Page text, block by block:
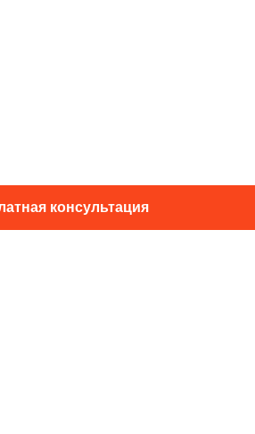
консультация